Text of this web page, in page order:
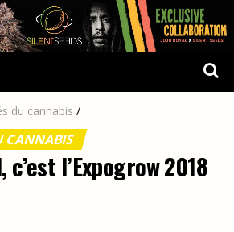
du cannabis /
CANNABIS
c’est l’Expogrow 2018